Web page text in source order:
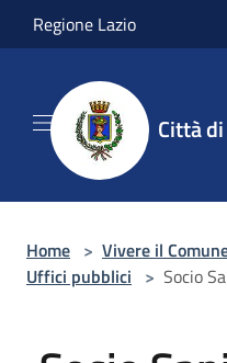
Salta al contenuto principale
Regione Lazio
Città
Home > Vivere il
Uffici pubblici > Socio